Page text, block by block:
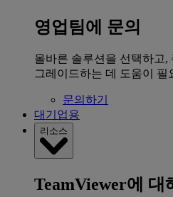
영업팀에 문의
올바른 솔루션을 선택하고,
그레이드하는 데 도움이 필
문의하기
대기업용
리소스
TeamViewer에 대